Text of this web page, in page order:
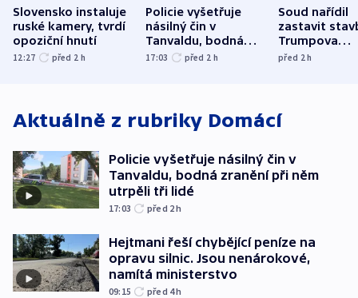
Slovensko instaluje
ruské kamery, tvrdí
opoziční hnutí
12:27 před 2 h
Policie vyšetřuje
násilný čin v
Tanvaldu, bodná
zranění při něm
17:03 před 2 h
Soud nařídil
zastavit
Trumpova
tanečního
před 2h
Aktuálně z rubriky Domácí
Policie vyšetřuje násilný čin v
Tanvaldu, bodná zranění při něm
utrpěli tři lidé
17:03 před 2h
Hejtmani řeší chybějící peníze na
opravu silnic. Jsou nenárokové,
namítá ministerstvo
09:15 před 4h